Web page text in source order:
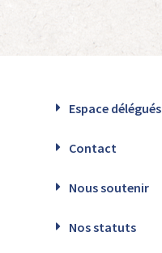
Espace délégués
Contact
Nous soutenir
Nos statuts